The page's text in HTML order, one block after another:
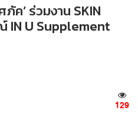
ค’ ร่วมงาน SKIN
IN U Supplement
129